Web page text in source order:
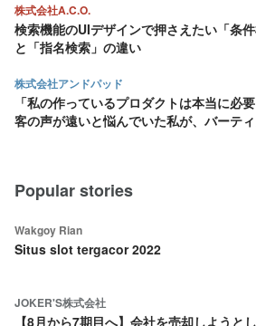
株式会社A.C.O.
検索機能のUIデザインで押さえたい「条件
と「指名検索」の違い
株式会社アンドパッド
「私の作っているプロダクトは本当に必
客の声が遠いと悩んでいた私が、バーテ
Popular stories
Wakgoy Rian
Situs slot tergacor 2022
JOKER'S株式会社
【8月から7期目へ】会社を売却しようと